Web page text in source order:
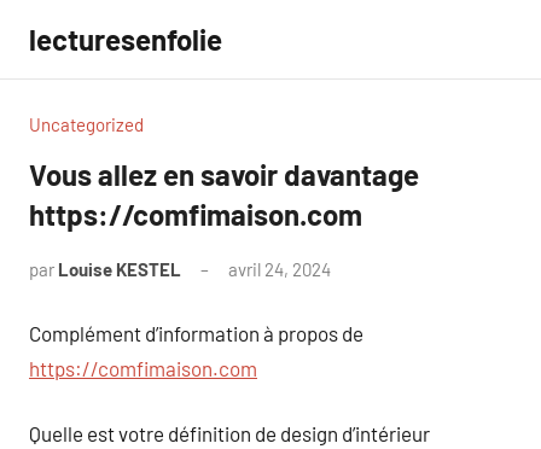
contenu
lecturesenfolie
Uncategorized
Vous allez en savoir davantage
https://comfimaison.com
par Louise KESTEL avril 24, 2024
Complément d’information à propos de
https://comfimaison.com
Quelle est votre définition de design d’intérieur